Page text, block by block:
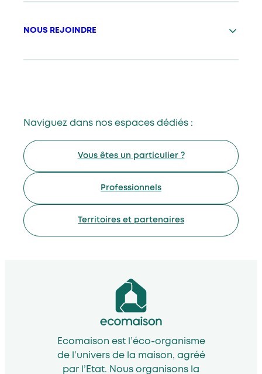
NOUS REJOINDRE
Naviguez dans nos espaces dédiés :
Vous êtes un particulier ?
Professionnels
Territoires et partenaires
Ecomaison est l’éco-organisme
de l’univers de la maison, agréé
par l’Etat. Nous organisons la